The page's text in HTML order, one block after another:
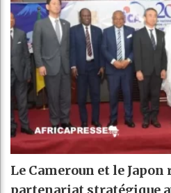
Le Cameroun et le